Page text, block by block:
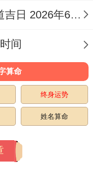
三月二十，冲蛇
祀、祈福、求
造、动土、入
2026年7月适合动土的黄道吉日 2026年6月动土的黄道吉日
间
算命
终身运势
姓名算命